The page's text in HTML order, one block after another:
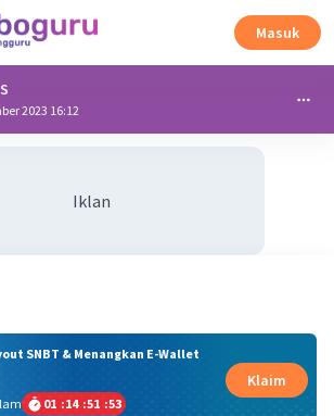
Masuk
2023 16:12
Iklan
SNBT & Menangkan E-Wallet
01 :14 :51 :53
Klaim